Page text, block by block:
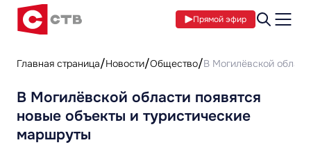
Прямой эфир
Главная страница Новости Общество В Могилёвской
В Могилёвской области появятся
новые объекты и туристические
маршруты